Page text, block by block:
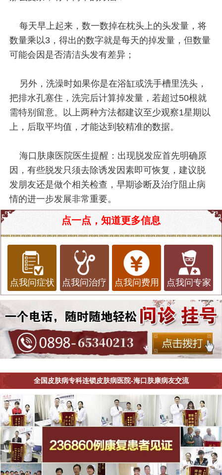
每天早上起来，数一数掉在枕头上的头发量，将
数量乘以3，得出的数字就是每天的掉发量，但数量
可能会因是否清洁头发有差异；
另外，洗澡时如果你是在浴缸或洗手槽里洗头，
把排水孔塞住，洗完后计算掉发量，若超过50根就
需特别留意。以上两种方法都建议至少观察1星期以
上，后取平均值，才能达到较精准的数据。
海口肤康医院医生提醒：出现脱发应首先明确原
因，有些脱发只须去除诱发因素即可恢复，建议脱
发朋友还是做个相关检查，早期诊断及治疗阻止病
情的进一步发展非常重要。
点一点，知道更多信息
点我问症状 点我问治疗 点我问费用 点我问专家
全国皮肤病专科连锁皮肤病医院-海口肤康病友交流